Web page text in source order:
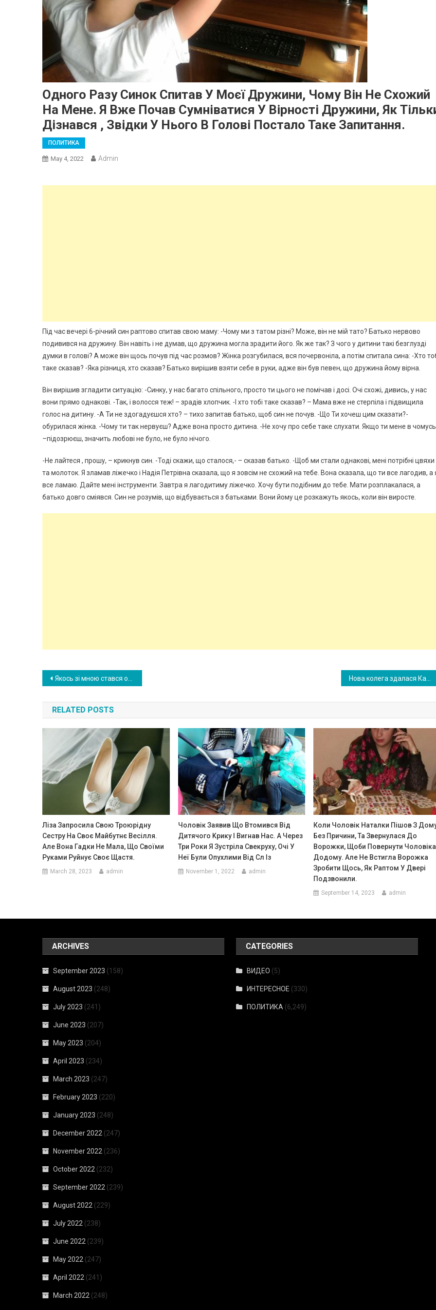
Одного Разу Синок Спитав У Моєї Дружини, Чому Він Не Схожий
На Мене. Я Вже Почав Сумніватися У Вірності Дружини, Як
Дізнався , Звідки У Нього В Голові Постало Таке Запитання.
ПОЛИТИКА
May 4, 2022 Admin
Під час вечері 6-річний син раптово спитав свою маму: -Чому ми з татом різні? Може, він не мій тато? Батько нервово
подивився на дружину. Він навіть і не думав, що дружина могла зрадити його. Як же так? З чого у дитини такі безглузді
думки в голові? А може він щось почув під час розмов? Жінка розгубилася, вся почервоніла, а потім спитала сина: -Хто
таке сказав? -Яка різниця, хто сказав? Батько вирішив взяти себе в руки, адже він був певен, що дружина йому вірна.
Він вирішив згладити ситуацію: -Синку, у нас багато спільного, просто ти цього не помічав і досі. Очі схожі, дивись, у нас
вони прямо однакові. -Так, і волосся теж! – зрадів хлопчик. -І хто тобі таке сказав? – Мама вже не стерпіла і підвищила
голос на дитину. -А Ти не здогадуєшся хто? – тихо запитав батько, щоб син не почув. -Що Ти хочеш цим сказати?-
обурилася жінка. -Чому ти так нервуєш? Адже вона просто дитина. -Не хочу про себе таке слухати. Якщо ти мене в чомусь
–підозрюєш, значить любові не було, не було нічого.
-Не лайтеся , прошу, – крикнув син. -Тоді скажи, що сталося,- – сказав батько. -Щоб ми стали однакові, мені потрібні цвяхи
та молоток. Я зламав ліжечко і Надія Петрівна сказала, що я зовсім не схожий на тебе. Вона сказала, що ти все лагодив, а
все ламаю. Дайте мені інструменти. Завтра я лагодитиму ліжечко. Хочу бути подібним до тебе. Мати розплакалася, а
батько довго сміявся. Син не розумів, що відбувається з батьками. Вони йому це розкажуть якось, коли він виросте.
Post
navigation
Якось зі мною стався один випадок в автобусі, після якого я була здивована людською наха бностю.
RELATED POSTS
Ліза Запросила Свою Троюрідну
Сестру На Своє Майбутнє Весілля.
Але Вона Гадки Не Мала, Що Своїми
Руками Руйнує Своє Щастя.
March 28, 2023 admin
Чоловік Заявив Що Втомився Від
Дитячого Kрику І Виrнав Нас. А Через
Три Роки Я Зустріла Свекруху, Очі У
Неї Були Опухлими Від Сл Із
November 1, 2022 admin
Коли Чоловік Наталки Пішов З
Без Причини, Та Звернулася До
Ворожки, Щоби Повернути Чоловіка
Додому. Але Не Встигла Ворожка
Зробити Щось, Як Раптом У Двері
Подзвонили.
September 14, 2023 admin
ARCHIVES
September 2023 (158)
August 2023 (248)
July 2023 (241)
June 2023 (207)
May 2023 (204)
April 2023 (234)
March 2023 (247)
February 2023 (220)
January 2023 (248)
December 2022 (247)
November 2022 (236)
October 2022 (232)
September 2022 (239)
August 2022 (229)
July 2022 (238)
June 2022 (239)
May 2022 (247)
April 2022 (241)
March 2022 (248)
CATEGORIES
ВИДЕО (5)
ИНТЕРЕСНОЕ (330)
ПОЛИТИКА (6,249)